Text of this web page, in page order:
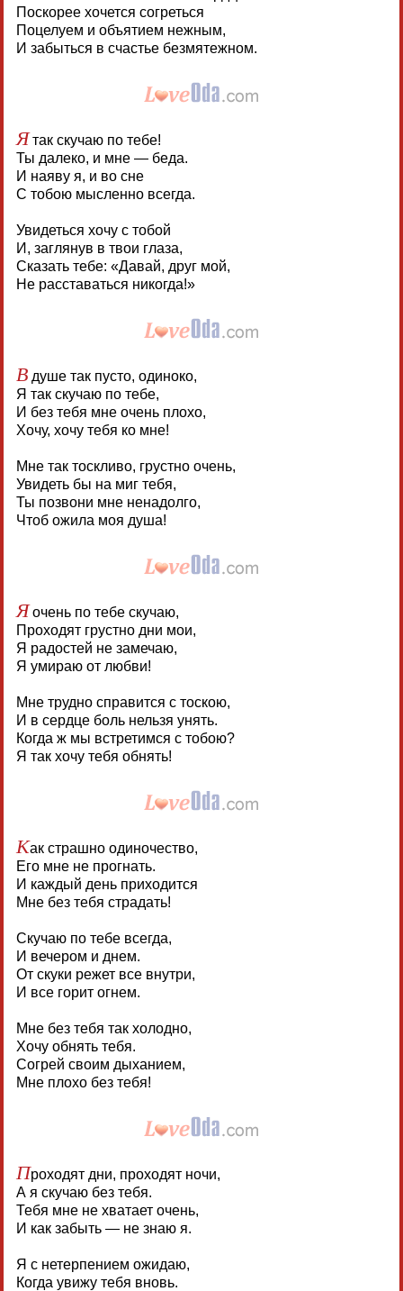
Поскорее хочется согреться
Поцелуем и объятием нежным,
И забыться в счастье безмятежном.
Ятак скучаю по тебе!
Ты далеко, и мне — беда.
И наяву я, и во сне
С тобою мысленно всегда.
Увидеться хочу с тобой
И, заглянув в твои глаза,
Сказать тебе: «Давай, друг мой,
Не расставаться никогда!»
Вдуше так пусто, одиноко,
Я так скучаю по тебе,
И без тебя мне очень плохо,
Хочу, хочу тебя ко мне!
Мне так тоскливо, грустно очень,
Увидеть бы на миг тебя,
Ты позвони мне ненадолго,
Чтоб ожила моя душа!
Яочень по тебе скучаю,
Проходят грустно дни мои,
Я радостей не замечаю,
Я умираю от любви!
Мне трудно справится с тоскою,
И в сердце боль нельзя унять.
Когда ж мы встретимся с тобою?
Я так хочу тебя обнять!
Как страшно одиночество,
Его мне не прогнать.
И каждый день приходится
Мне без тебя страдать!
Скучаю по тебе всегда,
И вечером и днем.
От скуки режет все внутри,
И все горит огнем.
Мне без тебя так холодно,
Хочу обнять тебя.
Согрей своим дыханием,
Мне плохо без тебя!
Проходят дни, проходят ночи,
А я скучаю без тебя.
Тебя мне не хватает очень,
И как забыть — не знаю я.
Я с нетерпением ожидаю,
Когда увижу тебя вновь.